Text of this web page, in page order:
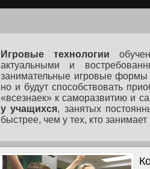
Игровые технологии
актуальными и
занимательные игровые формы
но и будут способствовать
«всезнаек» к саморазвитию и
у учащихся, занятых
быстрее, чем у тех, кто